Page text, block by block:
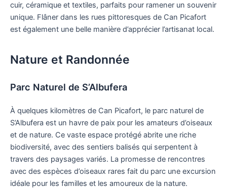
cuir, céramique et textiles, parfaits pour ramener un souvenir
unique. Flâner dans les rues pittoresques de Can Picafort
est également une belle manière d’apprécier l’artisanat local.
Nature et Randonnée
Parc Naturel de S’Albufera
À quelques kilomètres de Can Picafort, le parc naturel de
S’Albufera est un havre de paix pour les amateurs d’oiseaux
et de nature. Ce vaste espace protégé abrite une riche
biodiversité, avec des sentiers balisés qui serpentent à
travers des paysages variés. La promesse de rencontres
avec des espèces d’oiseaux rares fait du parc une excursion
idéale pour les familles et les amoureux de la nature.